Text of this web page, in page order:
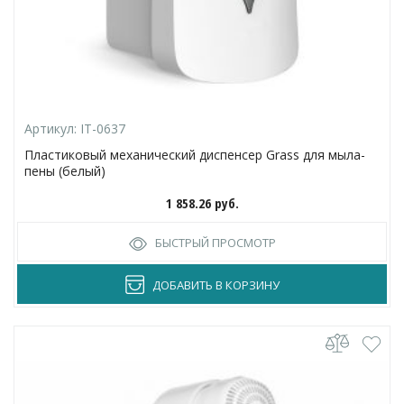
Артикул: IT-0637
Пластиковый механический диспенсер Grass для мыла-
пены (белый)
1 858.26 руб.
БЫСТРЫЙ ПРОСМОТР
ДОБАВИТЬ В КОРЗИНУ